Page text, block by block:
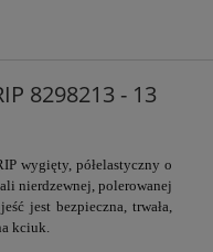
8298213 - 13
wygięty, półelastyczny o
nierdzewnej, polerowanej
jest bezpieczna, trwała,
kciuk.